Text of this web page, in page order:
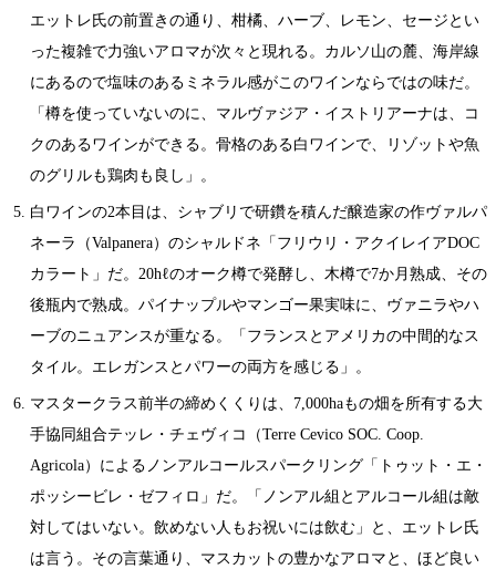
エットレ氏の前置きの通り、柑橘、ハーブ、レモン、セージとい
った複雑で力強いアロマが次々と現れる。カルソ山の麓、海岸線
にあるので塩味のあるミネラル感がこのワインならではの味だ。
「樽を使っていないのに、マルヴァジア・イストリアーナは、コ
クのあるワインができる。骨格のある白ワインで、リゾットや魚
のグリルも鶏肉も良し」。
白ワインの2本目は、シャブリで研鑽を積んだ醸造家の作ヴァルパ
ネーラ（Valpanera）のシャルドネ「フリウリ・アクイレイアDOC
カラート」だ。20hℓのオーク樽で発酵し、木樽で7か月熟成、その
後瓶内で熟成。パイナップルやマンゴー果実味に、ヴァニラやハ
ーブのニュアンスが重なる。「フランスとアメリカの中間的なス
タイル。エレガンスとパワーの両方を感じる」。
マスタークラス前半の締めくくりは、7,000haもの畑を所有する大
手協同組合テッレ・チェヴィコ（Terre Cevico SOC. Coop.
Agricola）によるノンアルコールスパークリング「トゥット・エ・
ポッシービレ・ゼフィロ」だ。「ノンアル組とアルコール組は敵
対してはいない。飲めない人もお祝いには飲む」と、エットレ氏
は言う。その言葉通り、マスカットの豊かなアロマと、ほど良い